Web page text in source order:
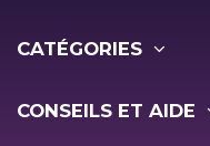
CATÉGORIES
CONSEILS ET AIDE